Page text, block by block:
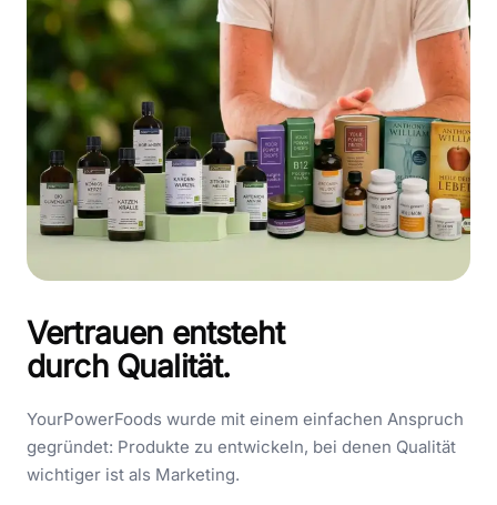
Vertrauen entsteht
durch Qualität.
YourPowerFoods wurde mit einem einfachen Anspruch
gegründet: Produkte zu entwickeln, bei denen Qualität
wichtiger ist als Marketing.